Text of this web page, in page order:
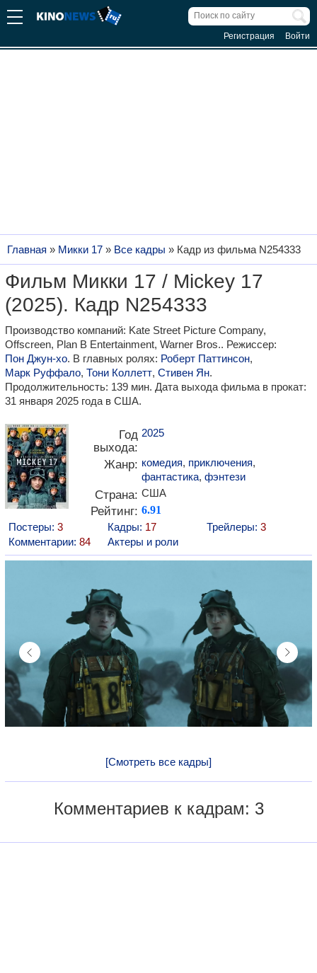
Регистрация Войти
Главная » Микки 17 » Все кадры » Кадр из фильма N254333
Фильм Микки 17 / Mickey 17
(2025). Кадр N254333
Производство компаний: Kate Street Picture Company,
Offscreen, Plan B Entertainment, Warner Bros.. Режиссер:
Пон Джун-хо. В главных ролях: Роберт Паттинсон,
Марк Руффало, Тони Коллетт, Стивен Ян.
Продолжительность: 139 мин. Дата выхода фильма в прокат:
31 января 2025 года в США.
Год
выхода:
2025
Жанр: комедия, приключения,
фантастика, фэнтези
Страна: США
Рейтинг: 6.91
Постеры: 3 Кадры: 17 Трейлеры: 3
Комментарии: 84 Актеры и роли
[Смотреть все кадры]
Комментариев к кадрам: 3